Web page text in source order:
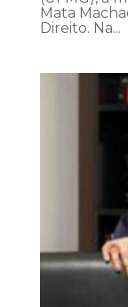
Mata
Direito. Na...